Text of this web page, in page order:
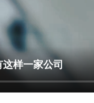
这样一家公司